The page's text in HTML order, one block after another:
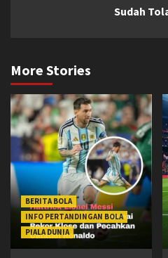
Sudah
More Stories
BERITA BOLA
INFO PERTANDINGAN BOLA
PIALA DUNIA